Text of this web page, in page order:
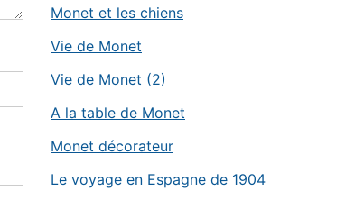
Monet et les chiens
Vie de Monet
Vie de Monet (2)
A la table de Monet
Monet décorateur
Le voyage en Espagne de 1904